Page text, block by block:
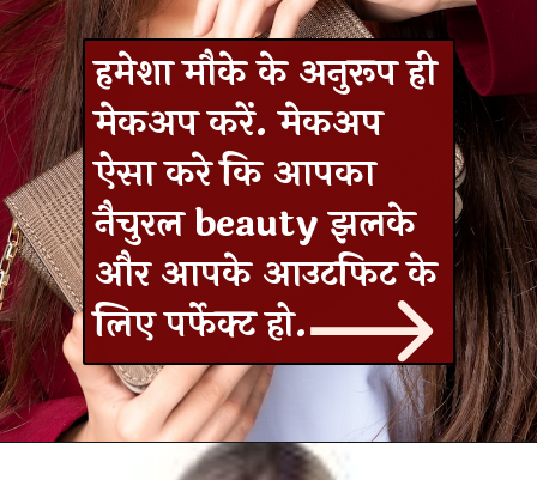
हमेशा मौके के अनुरूप ही
मेकअप करें. मेकअप
ऐसा करे कि आपका
नैचुरल beauty झलके
और आपके आउटफिट के
लिए पर्फेक्ट हो.